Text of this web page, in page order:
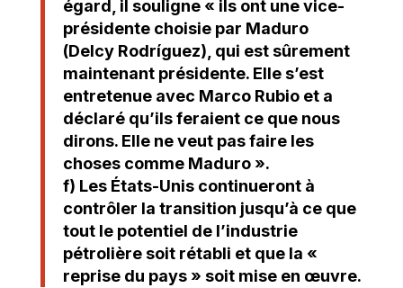
égard, il souligne « ils ont une vice-
présidente choisie par Maduro
(Delcy Rodríguez), qui est sûrement
maintenant présidente. Elle s’est
entretenue avec Marco Rubio et a
déclaré qu’ils feraient ce que nous
dirons. Elle ne veut pas faire les
choses comme Maduro ».
f) Les États-Unis continueront à
contrôler la transition jusqu’à ce que
tout le potentiel de l’industrie
pétrolière soit rétabli et que la «
reprise du pays » soit mise en œuvre.